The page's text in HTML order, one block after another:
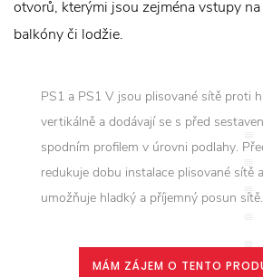
otvorů, kterými jsou zejména vstupy na
balkóny či lodžie.
PS1 a PS1 V jsou plisované sítě proti
vertikálně a dodávají se s před
spodním profilem v úrovni podlahy.
redukuje dobu instalace plisované sítě
umožňuje hladký a příjemný posun sítě.
MÁM ZÁJEM O TENTO